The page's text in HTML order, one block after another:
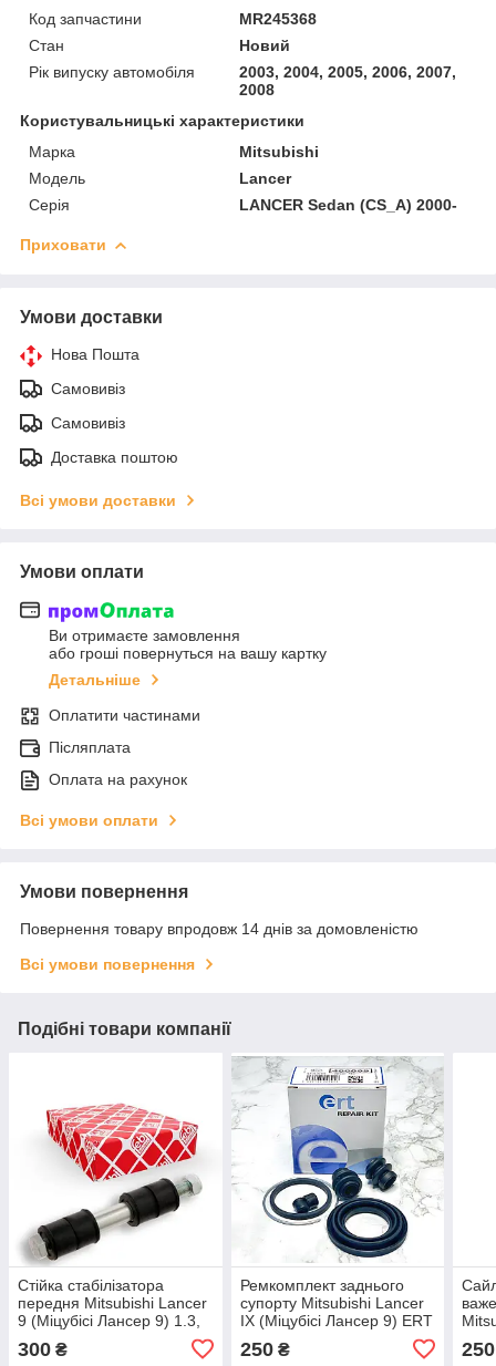
Код запчастини
MR245368
Стан
Новий
Рік випуску автомобіля
2003, 2004, 2005, 2006, 2007,
2008
Користувальницькі характеристики
Марка
Mitsubishi
Модель
Lancer
Серія
LANCER Sedan (CS_A) 2000-
Приховати
Умови доставки
Нова Пошта
Самовивіз
Самовивіз
Доставка поштою
Всі умови доставки
Умови оплати
Ви отримаєте замовлення
або гроші повернуться на вашу картку
Детальніше
Оплатити частинами
Післяплата
Оплата на рахунок
Всі умови оплати
Умови повернення
Повернення товару впродовж 14 днів за домовленістю
Всі умови повернення
Подібні товари компанії
Стійка стабілізатора
передня Mitsubishi Lancer
9 (Міцубісі Лансер 9) 1.3,
300 ₴
Ремкомплект заднього
супорту Mitsubishi Lancer
IX (Міцубісі Лансер 9) ERT
250₴ 250